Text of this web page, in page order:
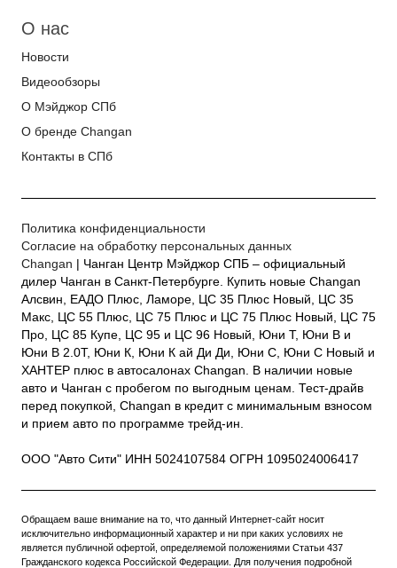
О нас
Новости
Видеообзоры
О Мэйджор СПб
О бренде Changan
Контакты в СПб
Политика конфиденциальности
Согласие на обработку персональных данных
Changan | Чанган Центр Мэйджор СПБ – официальный
дилер Чанган в Санкт-Петербурге. Купить новые Changan
Алсвин, ЕАДО Плюс, Ламоре, ЦС 35 Плюс Новый, ЦС 35
Макс, ЦС 55 Плюс, ЦС 75 Плюс и ЦС 75 Плюс Новый, ЦС 75
Про, ЦС 85 Купе, ЦС 95 и ЦС 96 Новый, Юни Т, Юни В и
Юни В 2.0Т, Юни К, Юни К ай Ди Ди, Юни С, Юни С Новый и
ХАНТЕР плюс в автосалонах Changan. В наличии новые
авто и Чанган с пробегом по выгодным ценам. Тест-драйв
перед покупкой, Changan в кредит с минимальным взносом
и прием авто по программе трейд-ин.
ООО "Авто Сити" ИНН 5024107584 ОГРН 1095024006417
Обращаем ваше внимание на то, что данный Интернет-сайт носит
исключительно информационный характер и ни при каких условиях не
является публичной офертой, определяемой положениями Статьи 437
Гражданского кодекса Российской Федерации. Для получения подробной